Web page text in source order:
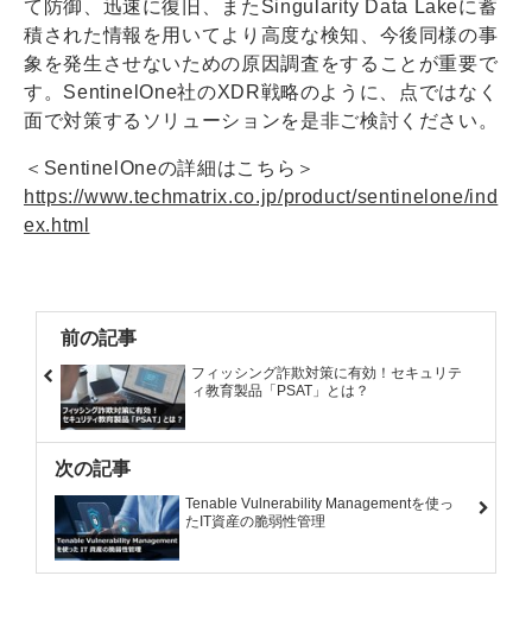
て防御、迅速に復旧、またSingularity Data Lakeに蓄
積された情報を用いてより高度な検知、今後同様の事
象を発生させないための原因調査をすることが重要で
す。SentinelOne社のXDR戦略のように、点ではなく
面で対策するソリューションを是非ご検討ください。
＜SentinelOneの詳細はこちら＞
https://www.techmatrix.co.jp/product/sentinelone/ind
ex.html
前の記事
フィッシング詐欺対策に有効！セキュリテ
ィ教育製品「PSAT」とは？
次の記事
Tenable Vulnerability Managementを使っ
たIT資産の脆弱性管理